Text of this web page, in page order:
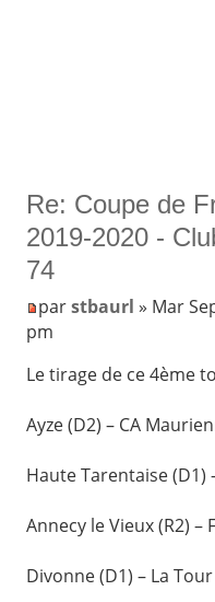
Re: Coupe de
2019-2020 -
74
parstbaurl » Mar
pm
Le tirage de ce 4ème
Ayze (D2) – CA
Haute Tarentaise (D1)
Annecy le Vieux (R2) –
Divonne (D1) – La